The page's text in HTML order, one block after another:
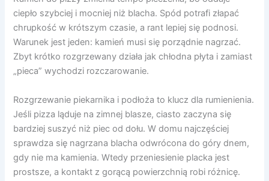
ciepło szybciej i mocniej niż blacha. Spód potrafi złapać
chrupkość w krótszym czasie, a rant lepiej się podnosi.
Warunek jest jeden: kamień musi się porządnie nagrzać.
Zbyt krótko rozgrzewany działa jak chłodna płyta i zamiast
„pieca” wychodzi rozczarowanie.
Rozgrzewanie piekarnika i podłoża to klucz dla rumienienia.
Jeśli pizza ląduje na zimnej blasze, ciasto zaczyna się
bardziej suszyć niż piec od dołu. W domu najczęściej
sprawdza się nagrzana blacha odwrócona do góry dnem,
gdy nie ma kamienia. Wtedy przeniesienie placka jest
prostsze, a kontakt z gorącą powierzchnią robi różnicę.